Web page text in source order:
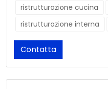
ristrutturazione cucina
ristrutturazione interna
Contatta